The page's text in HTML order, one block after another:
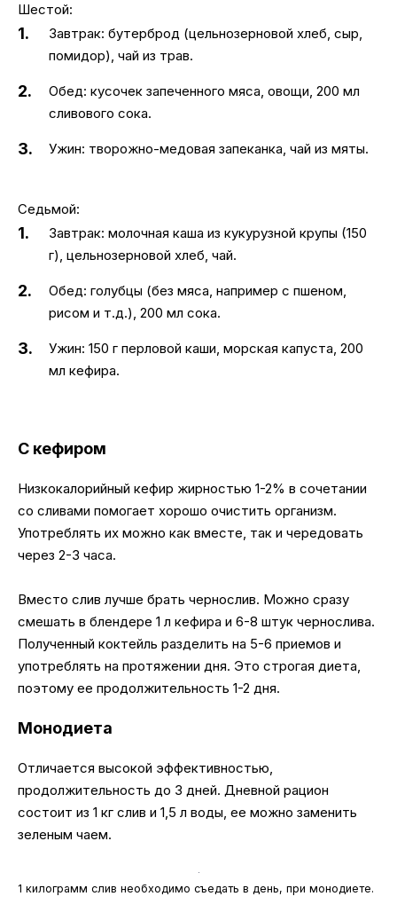
Шестой:
Завтрак: бутерброд (цельнозерновой хлеб, сыр,
помидор), чай из трав.
Обед: кусочек запеченного мяса, овощи, 200 мл
сливового сока.
Ужин: творожно-медовая запеканка, чай из мяты.
Седьмой:
Завтрак: молочная каша из кукурузной крупы (150
г), цельнозерновой хлеб, чай.
Обед: голубцы (без мяса, например с пшеном,
рисом и т.д.), 200 мл сока.
Ужин: 150 г перловой каши, морская капуста, 200
мл кефира.
С кефиром
Низкокалорийный кефир жирностью 1-2% в сочетании
со сливами помогает хорошо очистить организм.
Употреблять их можно как вместе, так и чередовать
через 2-3 часа.
Вместо слив лучше брать чернослив. Можно сразу
смешать в блендере 1 л кефира и 6-8 штук чернослива.
Полученный коктейль разделить на 5-6 приемов и
употреблять на протяжении дня. Это строгая диета,
поэтому ее продолжительность 1-2 дня.
Монодиета
Отличается высокой эффективностью,
продолжительность до 3 дней. Дневной рацион
состоит из 1 кг слив и 1,5 л воды, ее можно заменить
зеленым чаем.
1 килограмм слив необходимо съедать в день, при монодиете.